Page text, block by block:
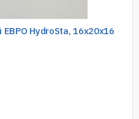
HydroSta, 16х20х16